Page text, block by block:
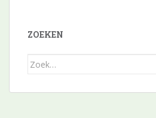
ZOEKEN
Zoek